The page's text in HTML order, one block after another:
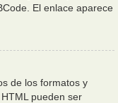
El enlace aparece
de los formatos y
pueden ser